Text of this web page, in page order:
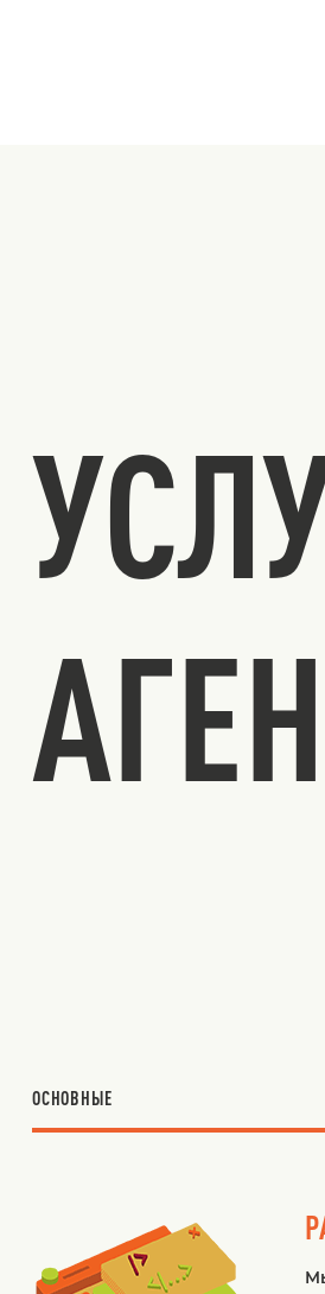
ОСНОВНЫЕ